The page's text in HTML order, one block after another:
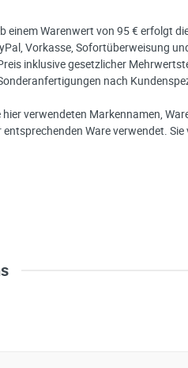
einem Warenwert von 95 € erfolgt
Vorkasse, Sofortüberweisung
inklusive gesetzlicher
nach
hier verwendeten Markennamen,
entsprechenden Ware verwendet.